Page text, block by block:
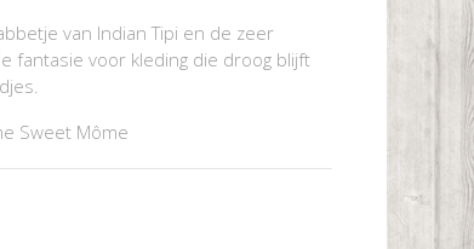
van Indian Tipi en de zeer
fantasie voor kleding die droog blijft
Sweet Môme